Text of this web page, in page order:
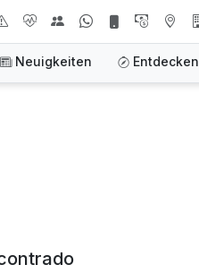
Neuigkeiten Entdecken